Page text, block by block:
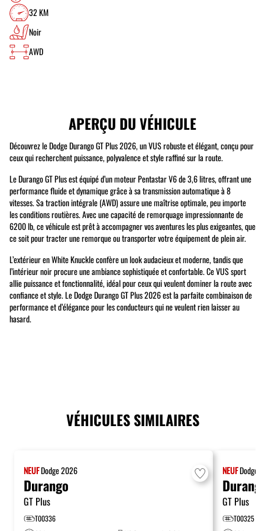
32 KM
Noir
AWD
APERÇU DU VÉHICULE
Découvrez le Dodge Durango GT Plus 2026, un VUS robuste et élégant, conçu pour
ceux qui recherchent puissance, polyvalence et style raffiné sur la route.
Le Durango GT Plus est équipé d’un moteur Pentastar V6 de 3,6 litres, offrant une
performance fluide et dynamique grâce à sa transmission automatique à 8
vitesses. Sa traction intégrale (AWD) assure une maîtrise optimale, peu importe
les conditions routières. Avec une capacité de remorquage impressionnante de
6200 lb, ce véhicule est prêt à accompagner vos aventures les plus exigeantes, que
ce soit pour tracter une remorque ou transporter votre équipement de plein air.
L’extérieur en White Knuckle confère un look audacieux et moderne, tandis que
l’intérieur noir procure une ambiance sophistiquée et confortable. Ce VUS sport
allie puissance et fonctionnalité, idéal pour ceux qui veulent dominer la route avec
confiance et style. Le Dodge Durango GT Plus 2026 est la parfaite combinaison de
performance et d’élégance pour les conducteurs qui ne veulent rien laisser au
hasard.
VÉHICULES SIMILAIRES
NEUFDodge2026
Durango
GT Plus
T00336
NEUFDodge
GT Plus
T00325